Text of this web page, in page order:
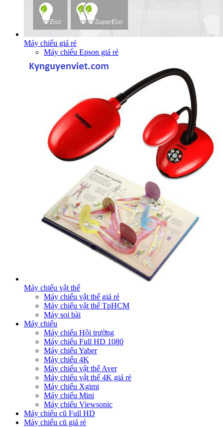
Máy chiếu giá rẻ
Máy chiếu Epson giá rẻ
Máy chiếu vật thể
Máy chiếu vật thể giá rẻ
Máy chiếu vật thể TpHCM
Máy soi bài
Máy chiếu
Máy chiếu Hội trường
Máy chiếu Full HD 1080
Máy chiếu Yaber
Máy chiếu 4K
Máy chiếu vật thể Aver
Máy chiếu vật thể 4K giá rẻ
Máy chiếu Xgimi
Máy chiếu Mini
Máy chiếu Viewsonic
Máy chiếu cũ Full HD
Máy chiếu cũ giá rẻ